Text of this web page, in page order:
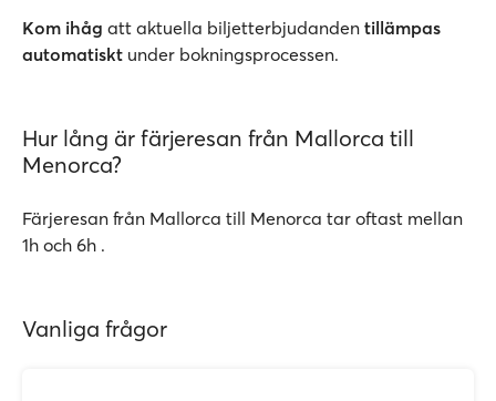
Kom ihåg att aktuella biljetterbjudanden tillämpas
automatiskt under bokningsprocessen.
Hur lång är färjeresan från Mallorca till
Menorca?
Färjeresan från Mallorca till Menorca tar oftast mellan
1h och 6h .
Vanliga frågor